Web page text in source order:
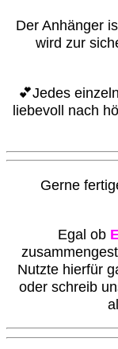
Der Anhänger
wird zur
💕Jedes
liebevoll nach
Gerne
Egal ob
Nutzte hierfür
oder schreib